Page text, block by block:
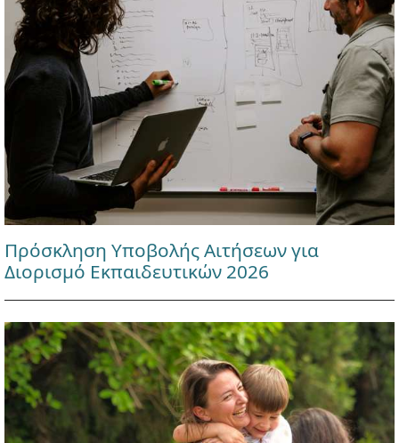
Πρόσκληση Υποβολής Αιτήσεων για
Διορισμό Εκπαιδευτικών 2026